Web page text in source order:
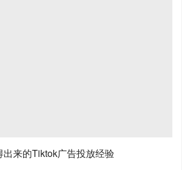
来的Tiktok广告投放经验